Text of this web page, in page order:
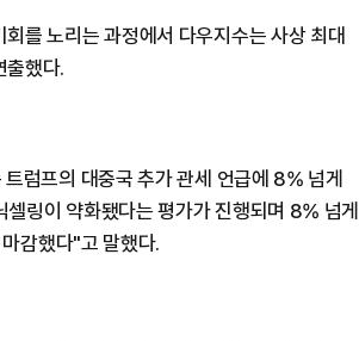
를 노리는 과정에서 다우지수는 사상 최대
출했다.
럼프의 대중국 추가 관세 언급에 8% 넘게
링이 약화됐다는 평가가 진행되며 8% 넘게
감했다"고 말했다.